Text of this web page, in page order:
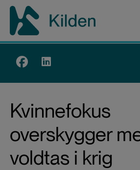
Hopp
hovedinnhold
Kvinnefokus
overskygger
voldtas i krig